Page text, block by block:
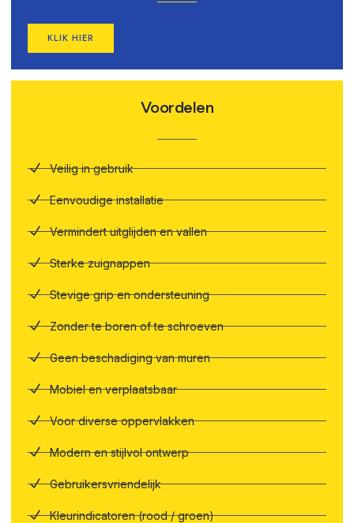
KLIK HIER
Voordelen
Veilig in gebruik
Eenvoudige installatie
Vermindert uitglijden en vallen
Sterke zuignappen
Stevige grip en ondersteuning
Zonder te boren of te schroeven
Geen beschadiging van muren
Mobiel en verplaatsbaar
Voor diverse oppervlakken
Modern en stijlvol ontwerp
Gebruikersvriendelijk
Kleurindicatoren (rood / groen)